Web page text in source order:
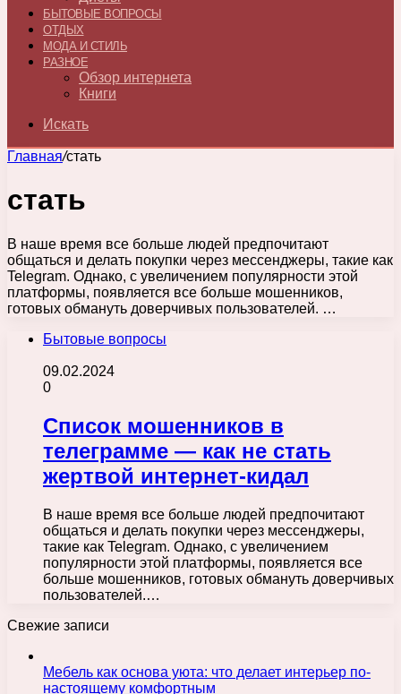
БЫТОВЫЕ ВОПРОСЫ
ОТДЫХ
МОДА И СТИЛЬ
РАЗНОЕ
Обзор интернета
Книги
Искать
Главная/стать
стать
В наше время все больше людей предпочитают
общаться и делать покупки через мессенджеры, такие как
Telegram. Однако, с увеличением популярности этой
платформы, появляется все больше мошенников,
готовых обмануть доверчивых пользователей. …
Бытовые вопросы
09.02.2024
0
Список мошенников в
телеграмме — как не стать
жертвой интернет-кидал
В наше время все больше людей предпочитают
общаться и делать покупки через мессенджеры,
такие как Telegram. Однако, с увеличением
популярности этой платформы, появляется все
больше мошенников, готовых обмануть доверчивых
пользователей.…
Свежие записи
Мебель как основа уюта: что делает интерьер по-
настоящему комфортным